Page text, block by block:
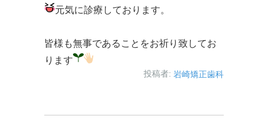
元気に診療しております。
皆様も無事であることをお祈り致してお
ります
投稿者: 岩崎矯正歯科